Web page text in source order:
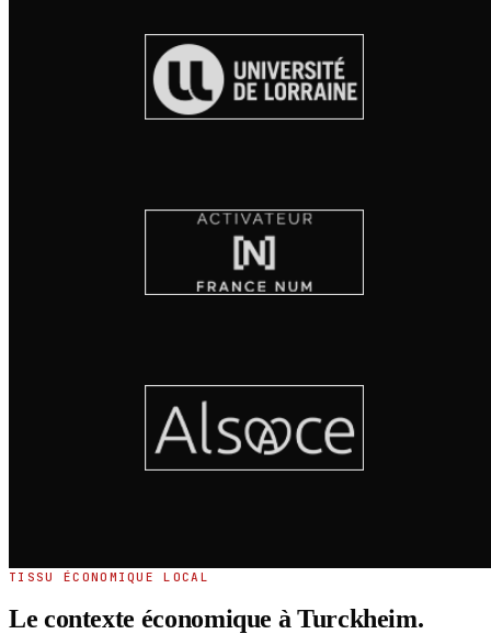
TISSU ÉCONOMIQUE LOCAL
Le contexte économique à Turckheim.